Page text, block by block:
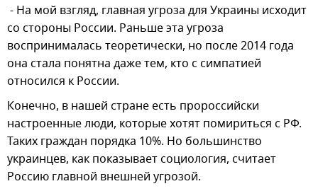
- На мой взгляд, главная угроза для Украины исходит
со стороны России. Раньше эта угроза
воспринималась теоретически, но после 2014 года
она стала понятна даже тем, кто с симпатией
относился к России.
Конечно, в нашей стране есть пророссийски
настроенные люди, которые хотят помириться с РФ.
Таких граждан порядка 10%. Но большинство
украинцев, как показывает социология, считает
Россию главной внешней угрозой.